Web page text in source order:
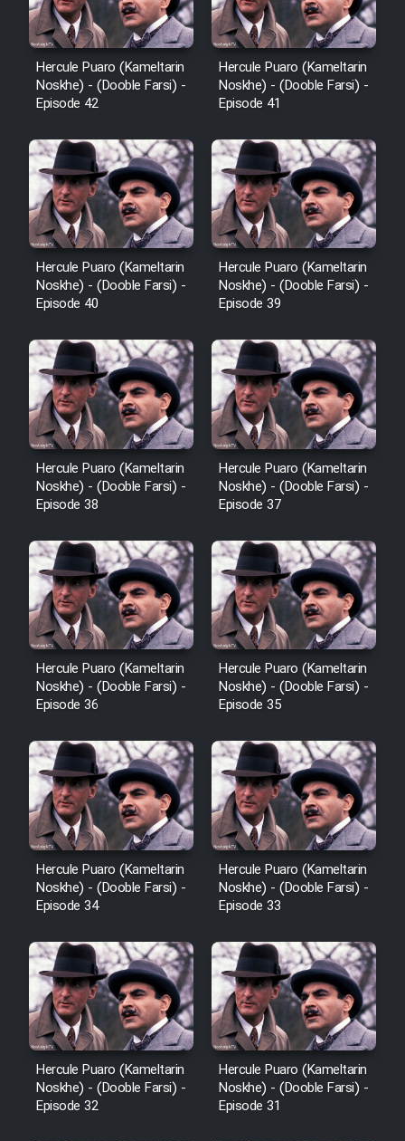
Film Behtarin Tabestan Man
Film Mard Aftabi
Film Salam be Entezar
Film Tejarat
Film Entehaye Ghodrat
Cartoon Robin Hood - Dooble
Farsi (Ghabl Az Enghelab)
Serial Ayeneh 1364
Serial Bazam Madresam Dir
Shod 1362
Serial Hojr ebn Oday 1381
Film Akharin Marhaleh
Film Atash Penhan
Animeishen Cinemaei Safar Be
Sarzamin Dur
Film Jangju Pirooz
Film Padzahr
Film Shab Rubah
Film Shah Khamush
Film Fil Dar Tariki
Film Farsh Bad
Film In Haft Nafar
Hercule Puaro (Kameltarin
Noskhe) - (Dooble Farsi) -
Episode 42
Hercule Puaro (Kameltarin
Noskhe) - (Dooble Farsi) -
Episode 41
Hercule Puaro (Kameltarin
Noskhe) - (Dooble Farsi) -
Episode 40
Hercule Puaro (Kameltarin
Noskhe) - (Dooble Farsi) -
Episode 39
Hercule Puaro (Kameltarin
Noskhe) - (Dooble Farsi) -
Episode 38
Hercule Puaro (Kameltarin
Noskhe) - (Dooble Farsi) -
Episode 37
Hercule Puaro (Kameltarin
Noskhe) - (Dooble Farsi) -
Episode 36
Hercule Puaro (Kameltarin
Noskhe) - (Dooble Farsi) -
Episode 35
Hercule Puaro (Kameltarin
Noskhe) - (Dooble Farsi) -
Episode 34
Hercule Puaro (Kameltarin
Noskhe) - (Dooble Farsi) -
Episode 33
Hercule Puaro (Kameltarin
Noskhe) - (Dooble Farsi) -
Episode 32
Hercule Puaro (Kameltarin
Noskhe) - (Dooble Farsi) -
Episode 31